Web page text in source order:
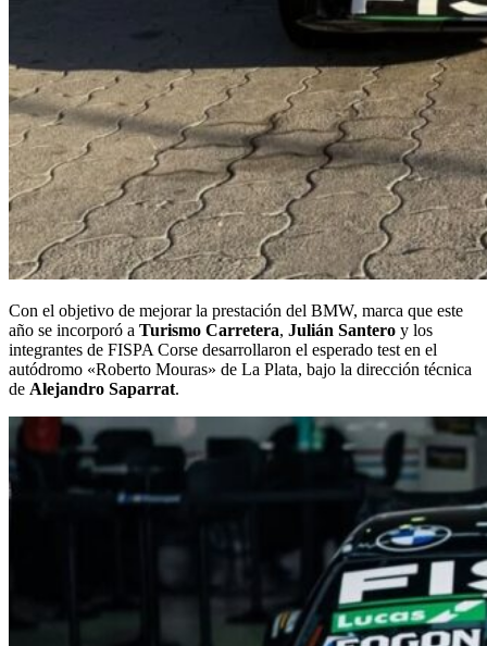
Con el objetivo de mejorar la prestación del BMW, marca que este
año se incorporó a Turismo Carretera, Julián Santero y los
integrantes de FISPA Corse desarrollaron el esperado test en el
autódromo «Roberto Mouras» de La Plata, bajo la dirección técnica
de Alejandro Saparrat.